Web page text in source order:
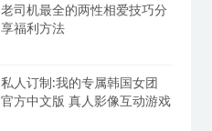
老司机最全的两性相爱技巧分
享福利方法
私人订制:我的专属韩国女团
官方中文版 真人影像互动游戏